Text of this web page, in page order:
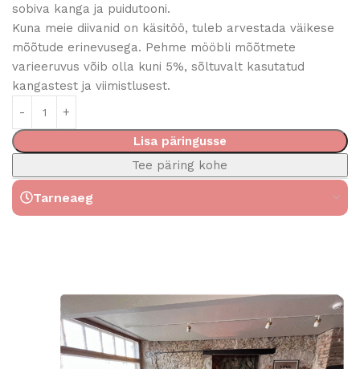
sobiva kanga ja puidutooni.
Kuna meie diivanid on käsitöö, tuleb arvestada väikese
mõõtude erinevusega. Pehme mööbli mõõtmete
varieeruvus võib olla kuni 5%, sõltuvalt kasutatud
kangastest ja viimistlusest.
Lisa päringusse
Tee päring kohe
Tarneaeg